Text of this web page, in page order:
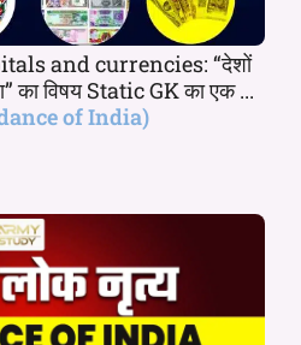
and currencies: “देशों
का विषय Static GK का एक ...
of India)